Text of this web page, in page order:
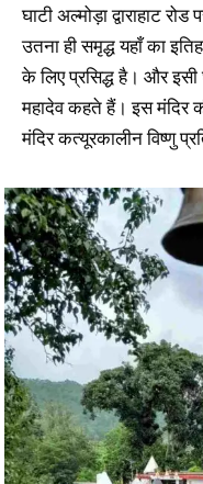
घाटी अल्मोड़ा द्वाराहाट
उतना ही समृद्ध यहाँ का
के लिए प्रसिद्ध है। और
महादेव कहते हैं। इस मंदिर
मंदिर कत्यूरकालीन विष्णु